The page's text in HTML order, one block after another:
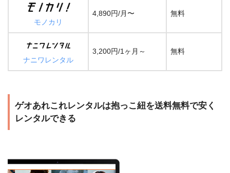
モノカリ
4,890円/月〜 無料
ナニワレンタル
3,200円/1ヶ月～ 無料
ゲオあれこれレンタルは抱っこ紐を送料無料で安く
レンタルできる